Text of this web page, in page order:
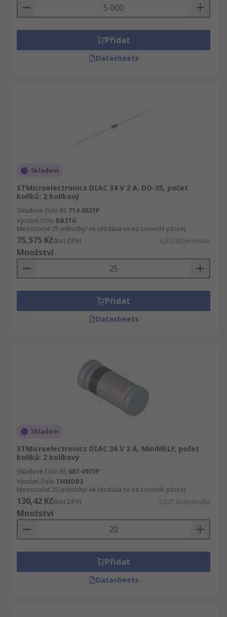
Přidat
Datasheets
Skladem
STMicroelectronics DIAC 34 V 2 A, DO-35, počet
kolíků: 2 kolíkový
Skladové číslo RS 714-0521P
Výrobní číslo DB3TG
Mezisoučet 25 jednotky/-ek (dodává se na souvislé pásce)
75,575 Kč(bez DPH) 3,023 Kč/jednotka
Množství
Přidat
Datasheets
Skladem
STMicroelectronics DIAC 36 V 2 A, MiniMELF, počet
kolíků: 2 kolíkový
Skladové číslo RS 687-0975P
Výrobní číslo TMMDB3
Mezisoučet 20 jednotky/-ek (dodává se na souvislé pásce)
130,42 Kč(bez DPH) 6,521 Kč/jednotka
Množství
Přidat
Datasheets